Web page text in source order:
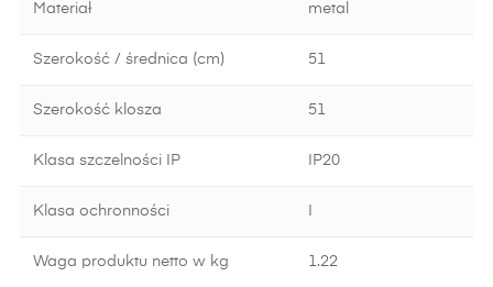
Materiał metal
Szerokość / średnica (cm) 51
Szerokość klosza 51
Klasa szczelności IP IP20
Klasa ochronności
Waga produktu netto w kg 1.22